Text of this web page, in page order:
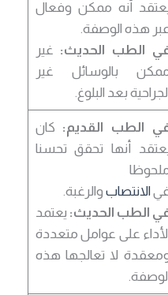
أنه ممكن وفعال
هذه الوصفة.
الطب الحديث: غير
بالوسائل غير
بعد البلوغ.
الطب القديم: كان
أنها تحقق تحسنا
الانتصاب والرغبة.
الطب الحديث: يعتمد
على عوامل متعددة
لا تعالجها هذه